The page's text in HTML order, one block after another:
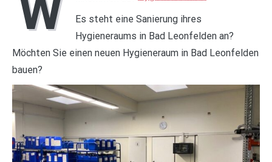
Es steht eine Sanierung ihres
Hygieneraums in Bad Leonfelden an?
Möchten Sie einen neuen Hygieneraum in Bad Leonfelden
bauen?